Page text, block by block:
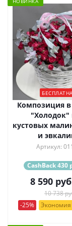
Композиция
"Холодок"
кустовых
и
Артикул:
CashBack 430
8 590
10 738
-25%
Экономия